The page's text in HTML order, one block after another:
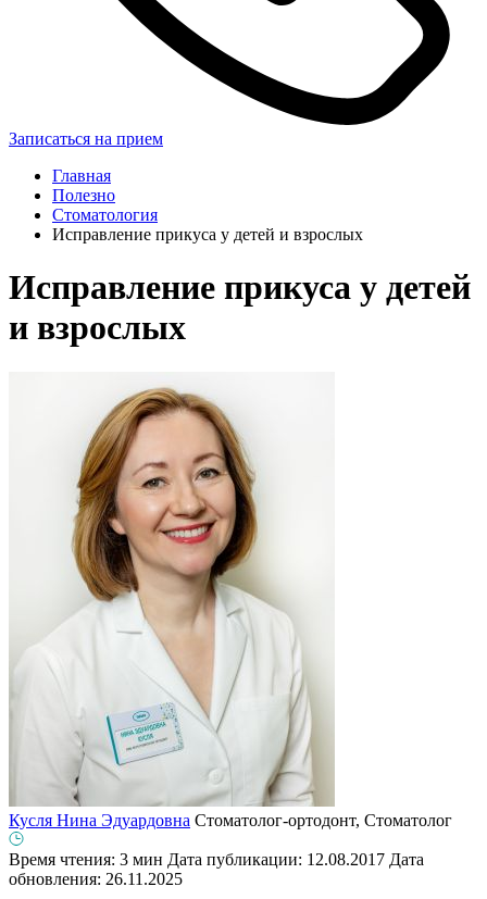
Записаться на прием
Главная
Полезно
Стоматология
Исправление прикуса у детей и взрослых
Исправление прикуса у детей
и взрослых
Кусля Нина Эдуардовна Стоматолог-ортодонт, Стоматолог
Время чтения: 3 мин Дата публикации: 12.08.2017 Дата
обновления: 26.11.2025